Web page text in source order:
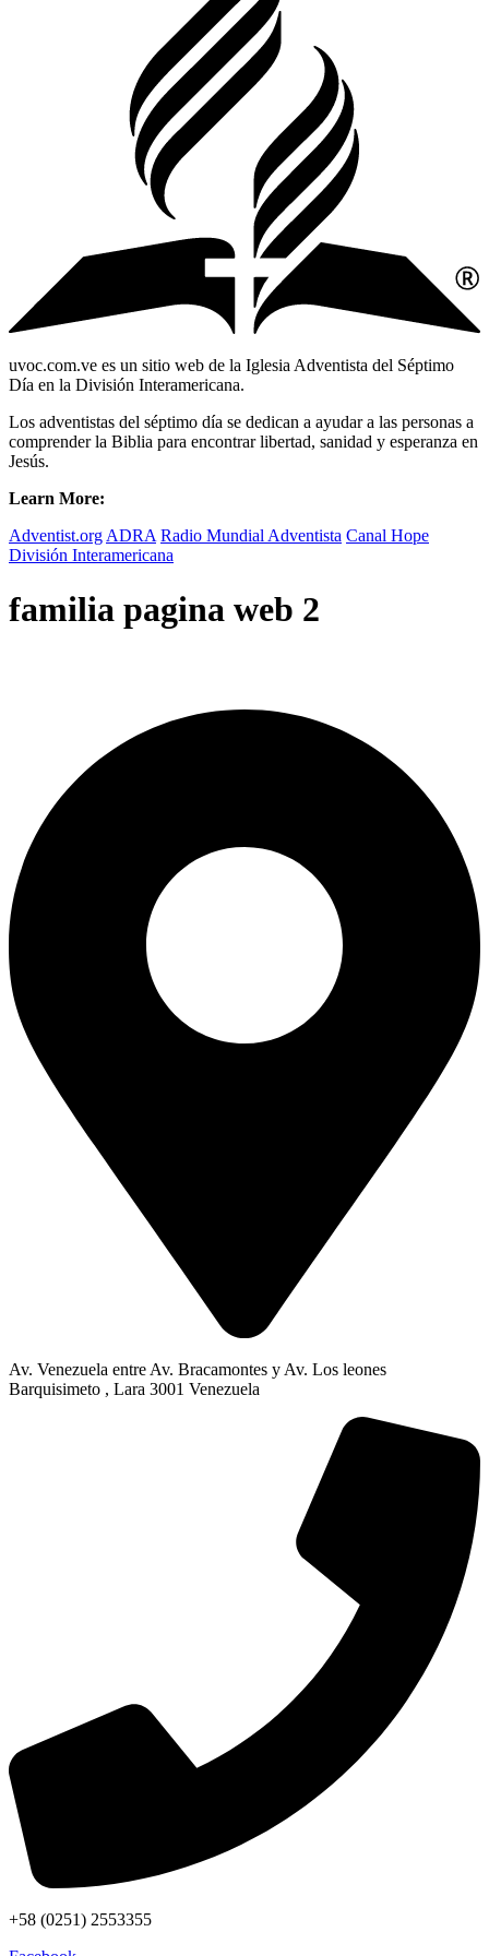
uvoc.com.ve es un sitio web de la Iglesia Adventista del Séptimo
Día en la División Interamericana.
Los adventistas del séptimo día se dedican a ayudar a las personas a
comprender la Biblia para encontrar libertad, sanidad y esperanza en
Jesús.
Learn More:
Adventist.org ADRA Radio Mundial Adventista Canal Hope
División Interamericana
familia pagina web 2
Av. Venezuela entre Av. Bracamontes y Av. Los leones
Barquisimeto , Lara 3001 Venezuela
+58 (0251) 2553355